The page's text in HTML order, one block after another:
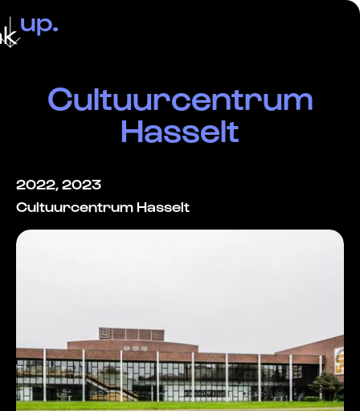
up.
Cultuurcentrum
Hasselt
2022, 2023
Cultuurcentrum Hasselt